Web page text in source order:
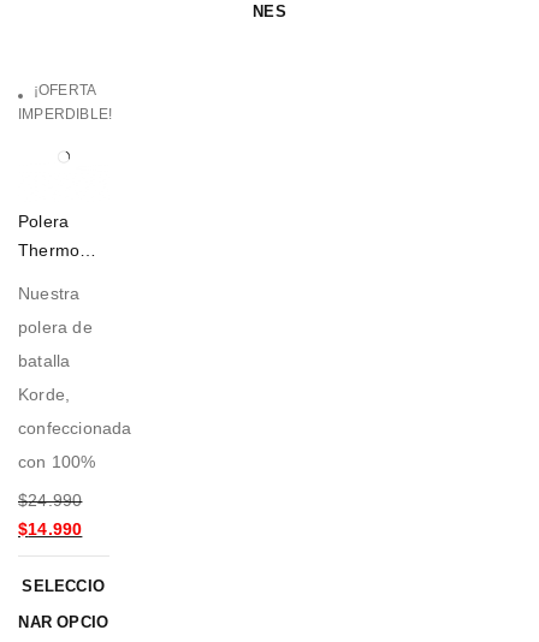
NES
¡OFERTA
IMPERDIBLE!
Polera
Thermo
Nuestra
polera de
batalla
Korde,
confeccionada
con 100%
$24.990
$14.990
SELECCIO
NAR OPCIO